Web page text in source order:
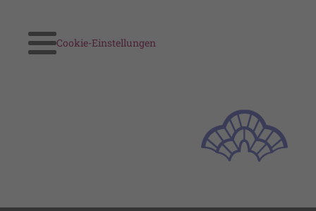
Cookie-Einstellungen